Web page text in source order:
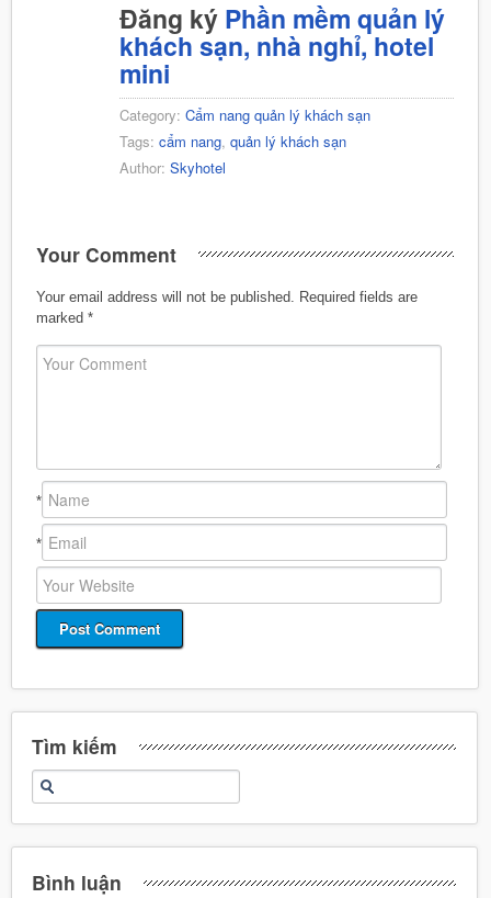
Đăng ký Phần mềm quản lý
khách sạn, nhà nghỉ, hotel
mini
Category: Cẩm nang quản lý khách sạn
Tags: cẩm nang, quản lý khách sạn
Author: Skyhotel
Your Comment
Your email address will not be published.
Required fields are
marked *
*
*
Tìm kiếm
Bình luận